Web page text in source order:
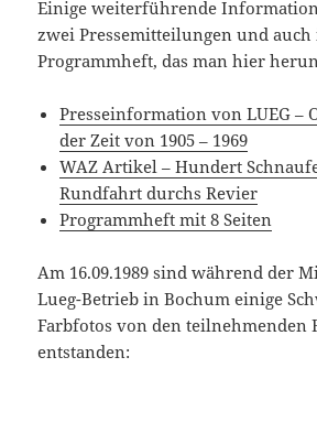
Einige weiterführende
zwei Pressemitteilungen und auch
Programmheft, das man hier
Presseinformation von LUEG –
der Zeit von 1905 – 1969
WAZ Artikel – Hundert
Rundfahrt durchs Revier
Programmheft mit 8 Seiten
Am 16.09.1989 sind während der
Lueg-Betrieb in Bochum einige
Farbfotos von den teilnehmenden
entstanden: